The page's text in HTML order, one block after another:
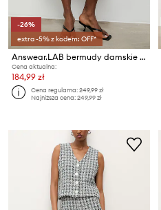
-26%
extra -5% z kodem: OFF*
Answear.LAB bermudy damskie jeansowe
Cena aktualna:
184,99 zł
Cena regularna:249,99 zł
Najniższa cena:249,99 zł